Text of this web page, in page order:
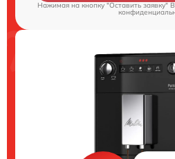
Нажимая на кнопку "Оставить заявку"